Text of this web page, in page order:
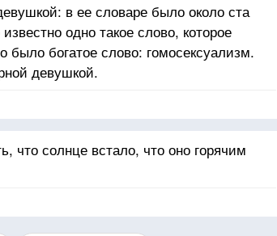
в ее словаре было около ста
одно такое слово, которое
было богатое слово: гомосексуализм.
девушкой.
что солнце встало, что оно горячим